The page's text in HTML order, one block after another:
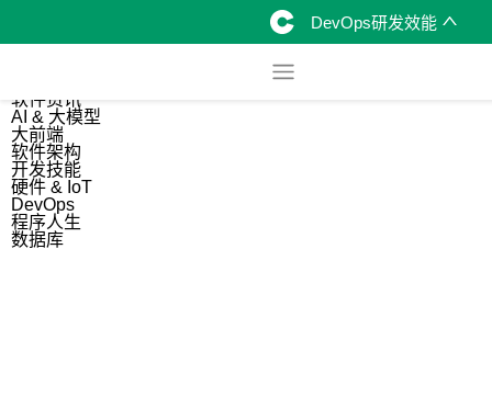
DevOps研发效能
软件资讯
AI & 大模型
大前端
软件架构
开发技能
硬件 & IoT
DevOps
程序人生
数据库